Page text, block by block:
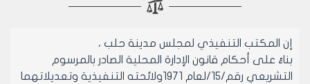
إن المكتب التنفيذي لمجلس مدينة حلب ،
بناءً على أحكام قانون الإدارة المحلية الصادر بالمرسوم
التشريعي رقم/15/لعام 1971ولائحته التنفيذية وتعديلاتهما